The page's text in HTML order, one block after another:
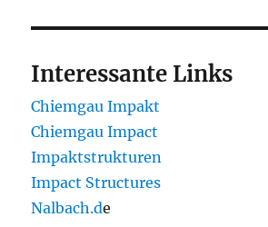
Interessante Links
Chiemgau Impakt
Chiemgau Impact
Impaktstrukturen
Impact Structures
Nalbach.de